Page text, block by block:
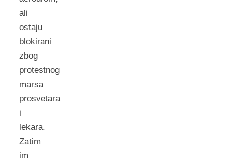
ali
ostaju
blokirani
zbog
protestnog
marsa
prosvetara
i
lekara.
Zatim
im